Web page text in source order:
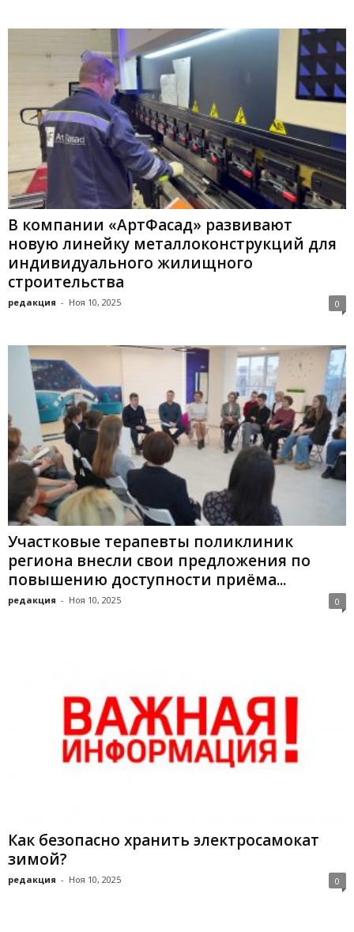
В компании «АртФасад» развивают
новую линейку металлоконструкций для
индивидуального жилищного
строительства
редакция - Ноя 10, 2025 0
Участковые терапевты поликлиник
региона внесли свои предложения по
повышению доступности приёма...
редакция - Ноя 10, 2025 0
Как безопасно хранить электросамокат
зимой?
редакция - Ноя 10, 2025 0